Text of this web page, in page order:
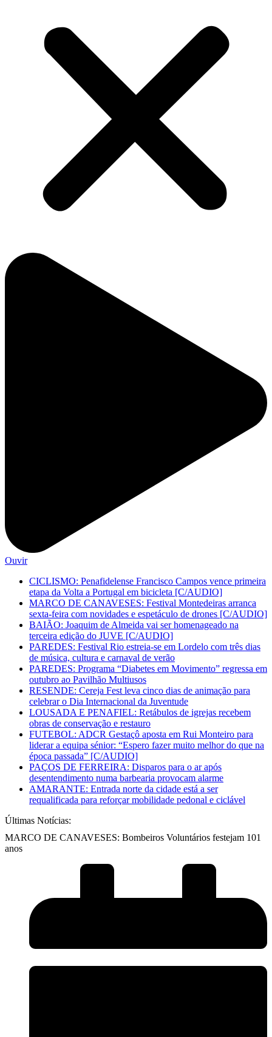
Ouvir
CICLISMO: Penafidelense Francisco Campos vence primeira
etapa da Volta a Portugal em bicicleta [C/AUDIO]
MARCO DE CANAVESES: Festival Montedeiras arranca
sexta-feira com novidades e espetáculo de drones [C/AUDIO]
BAIÃO: Joaquim de Almeida vai ser homenageado na
terceira edição do JUVE [C/AUDIO]
PAREDES: Festival Rio estreia-se em Lordelo com três dias
de música, cultura e carnaval de verão
PAREDES: Programa “Diabetes em Movimento” regressa em
outubro ao Pavilhão Multiusos
RESENDE: Cereja Fest leva cinco dias de animação para
celebrar o Dia Internacional da Juventude
LOUSADA E PENAFIEL: Retábulos de igrejas recebem
obras de conservação e restauro
FUTEBOL: ADCR Gestaçô aposta em Rui Monteiro para
liderar a equipa sénior: “Espero fazer muito melhor do que na
época passada” [C/AUDIO]
PAÇOS DE FERREIRA: Disparos para o ar após
desentendimento numa barbearia provocam alarme
AMARANTE: Entrada norte da cidade está a ser
requalificada para reforçar mobilidade pedonal e ciclável
Últimas Notícias:
MARCO DE CANAVESES: Bombeiros Voluntários festejam 101
anos